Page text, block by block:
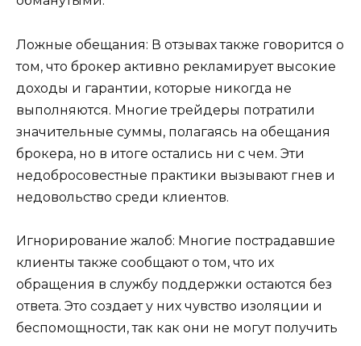
Ложные обещания: В отзывах также говорится о
том, что брокер активно рекламирует высокие
доходы и гарантии, которые никогда не
выполняются. Многие трейдеры потратили
значительные суммы, полагаясь на обещания
брокера, но в итоге остались ни с чем. Эти
недобросовестные практики вызывают гнев и
недовольство среди клиентов.
Игнорирование жалоб: Многие пострадавшие
клиенты также сообщают о том, что их
обращения в службу поддержки остаются без
ответа. Это создает у них чувство изоляции и
беспомощности, так как они не могут получить